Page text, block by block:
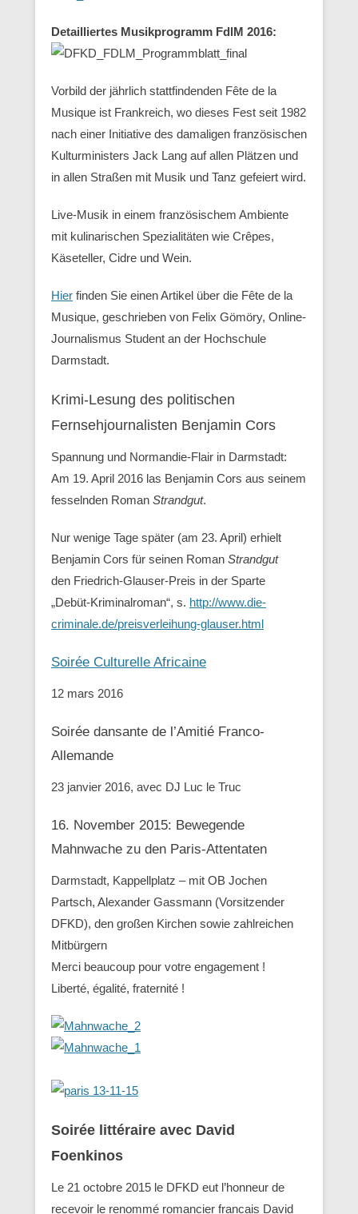
Detailliertes Musikprogramm FdlM 2016:
Vorbild der jährlich stattfindenden Fête de la
Musique ist Frankreich, wo dieses Fest seit 1982
nach einer Initiative des damaligen französischen
Kulturministers Jack Lang auf allen Plätzen und
in allen Straßen mit Musik und Tanz gefeiert wird.
Live-Musik in einem französischem Ambiente
mit kulinarischen Spezialitäten wie Crêpes,
Käseteller, Cidre und Wein.
Hier finden Sie einen Artikel über die Fête de la
Musique, geschrieben von Felix Gömöry, Online-
Journalismus Student an der Hochschule
Darmstadt.
Krimi-Lesung des politischen
Fernsehjournalisten Benjamin Cors
Spannung und Normandie-Flair in Darmstadt:
Am 19. April 2016 las Benjamin Cors aus seinem
fesselnden Roman Strandgut.
Nur wenige Tage später (am 23. April) erhielt
Benjamin Cors für seinen Roman Strandgut
den Friedrich-Glauser-Preis in der Sparte
„Debüt-Kriminalroman“, s. http://www.die-
criminale.de/preisverleihung-glauser.html
Soirée Culturelle Africaine
12 mars 2016
Soirée dansante de l’Amitié Franco-
Allemande
23 janvier 2016, avec DJ Luc le Truc
16. November 2015: Bewegende
Mahnwache zu den ‪Paris-Attentaten
Darmstadt, Kappellplatz – mit OB Jochen
Partsch, Alexander Gassmann (Vorsitzender
‪‎DFKD), den großen Kirchen sowie zahlreichen
Mitbürgern
Merci beaucoup pour votre engagement !
Liberté, égalité, fraternité !
Soirée littéraire avec David
Foenkinos
Le 21 octobre 2015 le DFKD eut l’honneur de
recevoir le renommé romancier francais David